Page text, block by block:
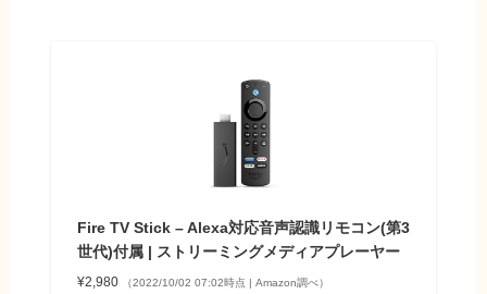
Fire TV Stick – Alexa対応音声認識リモコン(第3
世代)付属 | ストリーミングメディアプレーヤー
¥2,980 （2022/10/02 07:02時点 | Amazon調べ）